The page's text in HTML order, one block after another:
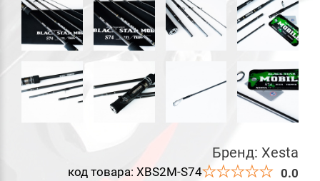
Бренд: Xesta
код товара: XBS2M-S74 0.0